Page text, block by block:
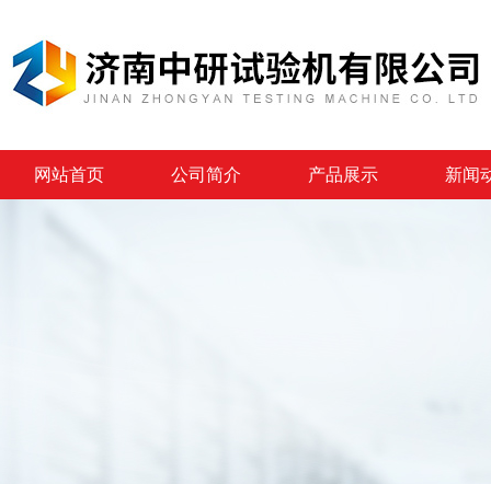
网站首页 公司简介 产品展示 新闻